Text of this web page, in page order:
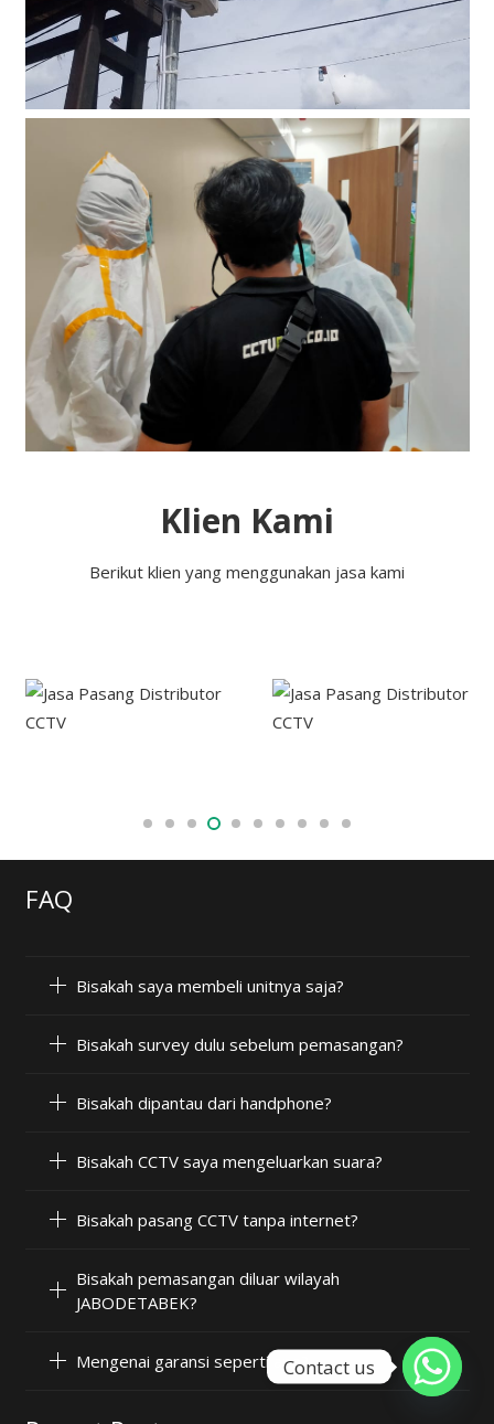
Klien Kami
Berikut klien yang menggunakan jasa kami
FAQ
Bisakah saya membeli unitnya saja?
Bisakah survey dulu sebelum pemasangan?
Bisakah dipantau dari handphone?
Bisakah CCTV saya mengeluarkan suara?
Bisakah pasang CCTV tanpa internet?
Bisakah pemasangan diluar wilayah
JABODETABEK?
Mengenai garansi seperti apa?Contact us